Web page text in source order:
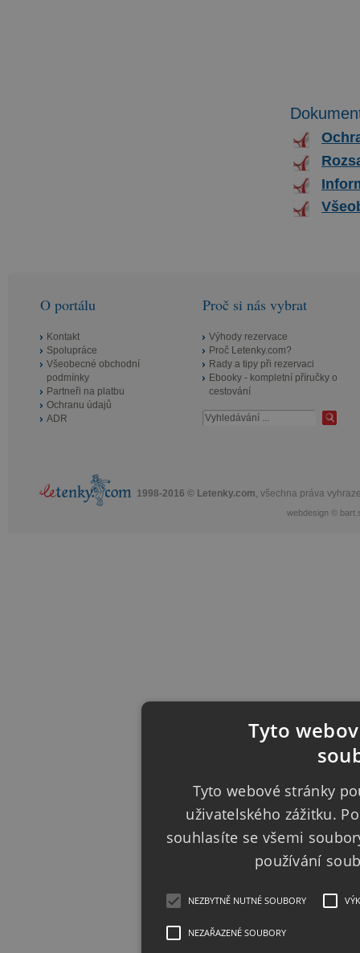
O portálu
Kontakt
Spolupráce
Všeobecné obchodní
podmínky
Partneři na platbu
Ochranu údajů
ADR
Proč si nás vybrat
Výhody rezervace
Proč Letenky.com?
Rady a tipy při rezervaci
Ebooky - kompletní příručky o
cestování
1998-2016 © Letenky.com, všechna práva
webdesign ©
Tyto
Tyto webové stránky
uživatelského zážitku.
souhlasíte se všemi
používání
NEZBYTNĚ NUTNÉ SOUBORY
NEZAŘAZENÉ SOUBORY